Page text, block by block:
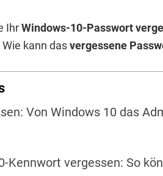
IhrWindows-10-Passwort
kann dasvergessene
Von Windows 10 das
Kennwort vergessen: So